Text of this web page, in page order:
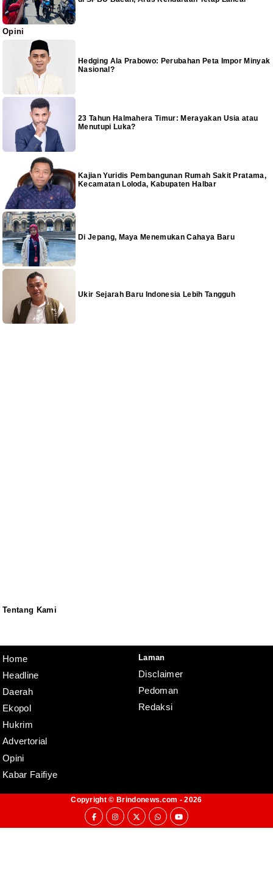
Opini
Hedging Ala Prabowo: Perubahan Peta Impor Minyak
Nasional?
23 Tahun Halmahera Timur: Merayakan Usia atau
Menutupi Luka?
Kajian Yuridis Pembangunan Rumah Sakit Pratama,
Kecamatan Loloda, Kabupaten Halbar
Di Jepang, Maya Menemukan Cahaya Baru
Ukir Sejarah Baru Indonesia Lebih Tangguh
Tentang Kami
Home
Headline
Daerah
Ekopol
Hukrim
Advertorial
Opini
Kabar Faifiye
Laman
Disclaimer
Pedoman
Redaksi
Copyright © Brindonews.com - 2026